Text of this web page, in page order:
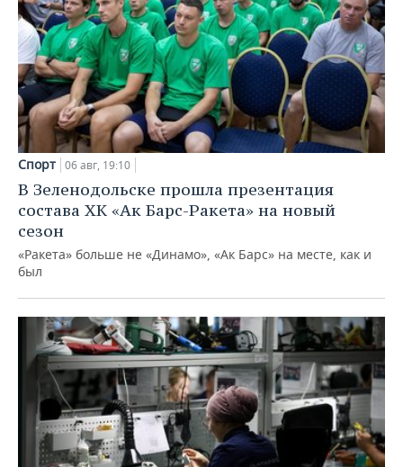
Спорт 06 авг, 19:10
В Зеленодольске прошла презентация
состава ХК «Ак Барс-Ракета» на новый
сезон
«Ракета» больше не «Динамо», «Ак Барс» на месте, как и
был